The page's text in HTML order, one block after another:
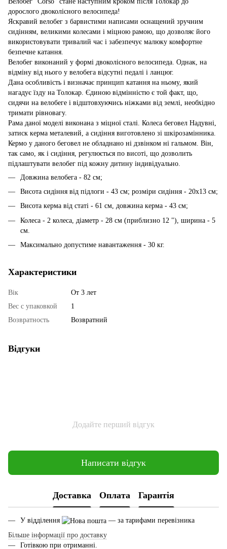
дорослого двоколісного велосипеда!
Яскравий велобег з барвистими написами оснащений зручним
сидінням, великими колесами і міцною рамою, що дозволяє його
використовувати тривалий час і забезпечує малюку комфортне
безпечне катання.
Велобег виконаний у формі двоколісного велосипеда. Однак, на
відміну від нього у велобега відсутні педалі і ланцюг.
Дана особливість і визначає принцип катання на ньому, який
нагадує їзду на Толокар. Єдиною відмінністю є той факт, що,
сидячи на велобеге і відштовхуючись ніжками від землі, необхідно
тримати рівновагу.
Рама даної моделі виконана з міцної сталі. Колеса беговел Надувні,
затиск керма металевий, а сидіння виготовлено зі шкірозамінника.
Кермо у даного беговел не обладнано ні дзвінком ні гальмом. Він,
так само, як і сидіння, регулюється по висоті, що дозволить
підлаштувати велобег під кожну дитину індивідуально.
Довжина велобега - 82 см;
Висота сидіння від підлоги - 43 см; розміри сидіння - 20х13 см;
Висота керма від статі - 61 см, довжина керма - 43 см;
Колеса - 2 колеса, діаметр - 28 см (приблизно 12 "), ширина - 5
см.
Максимально допустиме навантаження - 30 кг.
Характеристики
Вік
От 3 лет
Вес с упаковкой
1
Возвратность
Возвратний
Відгуки
Додайте перший відгук
Написати відгук
Доставка Оплата Гарантія
У відділення
— за тарифами перевізника
Більше інформації про доставку
Готівкою при отриманні.